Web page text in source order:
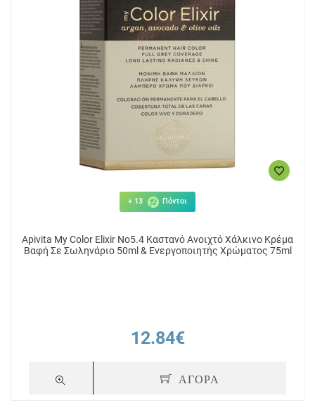
+ 13 Πόντοι
Apivita My Color Elixir No5.4 Καστανό Ανοιχτό Χάλκινο Κρέμα
Βαφή Σε Σωληνάριο 50ml & Ενεργοποιητής Χρώματος 75ml
12.84€
ΑΓΟΡΑ